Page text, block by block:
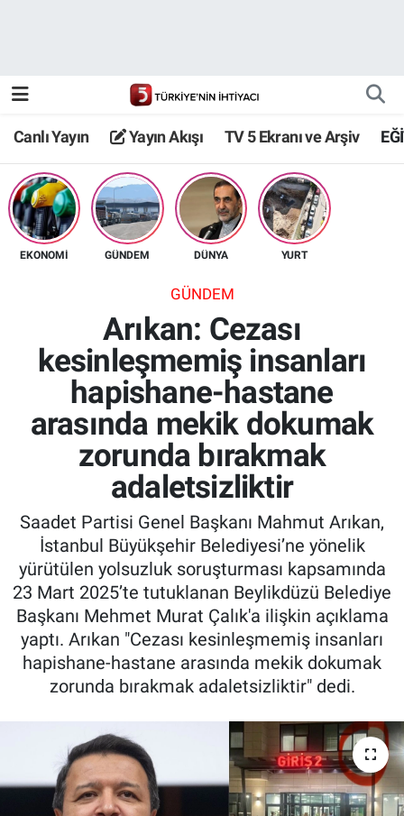
Canlı Yayın Yayın Akışı TV 5 Ekranı ve Arşiv
EKONOMİ GÜNDEM DÜNYA YURT
GÜNDEM
Arıkan: Cezası
kesinleşmemiş insanları
hapishane-hastane
arasında mekik dokumak
zorunda bırakmak
adaletsizliktir
Saadet Partisi Genel Başkanı Mahmut Arıkan,
İstanbul Büyükşehir Belediyesi’ne yönelik
yürütülen yolsuzluk soruşturması kapsamında
23 Mart 2025’te tutuklanan Beylikdüzü Belediye
Başkanı Mehmet Murat Çalık'a ilişkin açıklama
yaptı. Arıkan "Cezası kesinleşmemiş insanları
hapishane-hastane arasında mekik dokumak
zorunda bırakmak adaletsizliktir" dedi.
TV 5 Ekranı ve Arşiv